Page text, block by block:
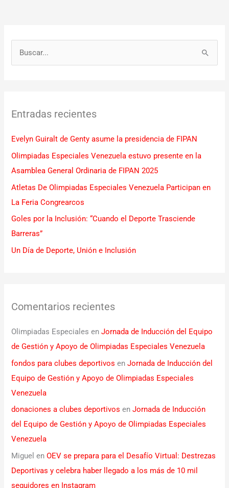
a
p
o
r
:
Entradas recientes
Evelyn Guiralt de Genty asume la presidencia de FIPAN
Olimpiadas Especiales Venezuela estuvo presente en la
Asamblea General Ordinaria de FIPAN 2025
Atletas De Olimpiadas Especiales Venezuela Participan en
La Feria Congrearcos
Goles por la Inclusión: “Cuando el Deporte Trasciende
Barreras”
Un Día de Deporte, Unión e Inclusión
Comentarios recientes
Olimpiadas Especiales enJornada de Inducción del Equipo
de Gestión y Apoyo de Olimpiadas Especiales Venezuela
fondos para clubes deportivos enJornada de Inducción del
Equipo de Gestión y Apoyo de Olimpiadas Especiales
Venezuela
donaciones a clubes deportivos enJornada de Inducción
del Equipo de Gestión y Apoyo de Olimpiadas Especiales
Venezuela
Miguel enOEV se prepara para el Desafío Virtual: Destrezas
Deportivas y celebra haber llegado a los más de 10 mil
seguidores en Instagram